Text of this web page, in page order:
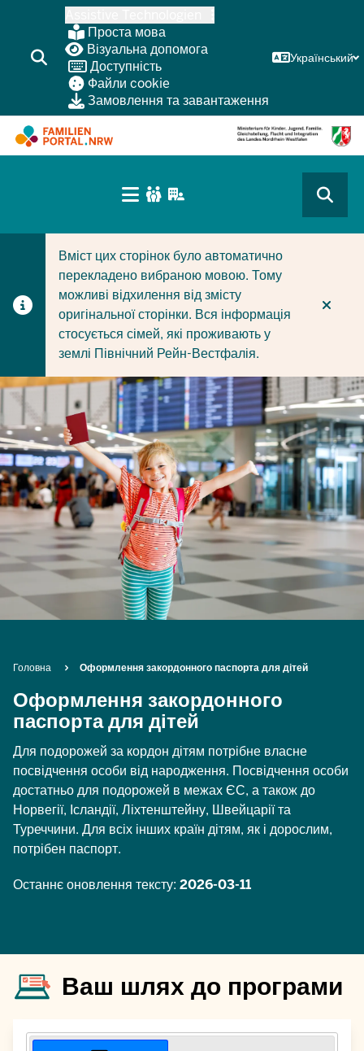
основного
змісту
Проста мова
Візуальна допомога
Доступність
Файли cookie
Замовлення та завантаження
Український
CURRENT SECTION ДЛЯ КОМПАНІЙ/
CURRENT SECTION ДЛЯ СІМЕЙ
(BÜRGERBEREICH
Вміст цих сторінок було автоматично
перекладено вибраною мовою. Тому
можливі відхилення від змісту
оригінальної сторінки. Вся інформація
стосується сімей, які проживають у
землі Північний Рейн-Вестфалія.
Breadcrumb
Головна Оформлення закордонного паспорта для дітей
Оформлення закордонного
паспорта для дітей
Для подорожей за кордон дітям потрібне власне
посвідчення особи від народження. Посвідчення особи
достатньо для подорожей в межах ЄС, а також до
Норвегії, Ісландії, Ліхтенштейну, Швейцарії та
Туреччини. Для всіх інших країн дітям, як і дорослим,
потрібен паспорт.
Останнє оновлення тексту: 2026-03-11
Ваш шлях до програми